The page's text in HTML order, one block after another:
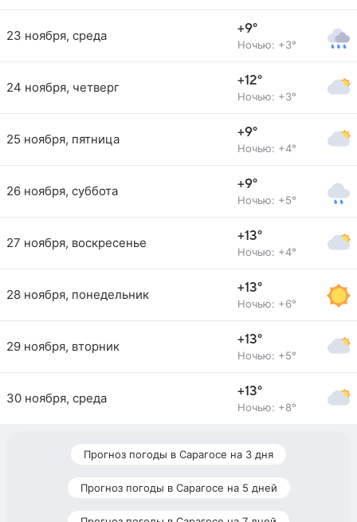
23 ноября, среда +9°
Ночью: +3°
24 ноября, четверг +12°
Ночью: +3°
25 ноября, пятница +9°
Ночью: +4°
26 ноября, суббота +9°
Ночью: +5°
27 ноября, воскресенье +13°
Ночью: +4°
28 ноября, понедельник +13°
Ночью: +6°
29 ноября, вторник +13°
Ночью: +5°
30 ноября, среда +13°
Ночью: +8°
Прогноз погоды в Сарагосе на 3 дня
Прогноз погоды в Сарагосе на 5 дней